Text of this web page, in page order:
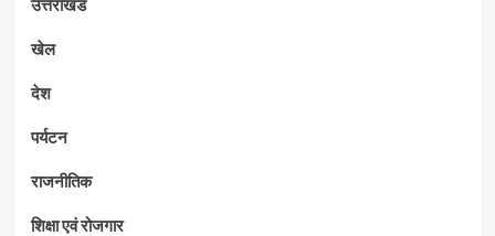
उत्तराखंड
खेल
देश
पर्यटन
राजनीतिक
शिक्षा एवं रोजगार